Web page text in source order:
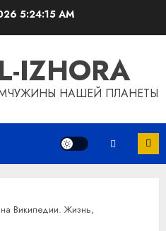
5:24:16 AM
IZHORA
НАШЕЙ ПЛАНЕТЫ
Википедии. Жизнь,